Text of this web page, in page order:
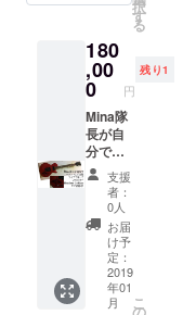
放送中
「Headl
ess
Goddes
s」 の
ジャ
ケット
原画が
ついに
解禁！
このア
ルバム
はすで
に多く
のオー
ダーが
来てい
択
す
る
180
,00
0 円
残り1
Mina隊
長が自
分でペ
イント
してラ
イブで
使って
いたギ
ター。
レス
ポール
型なの
支援
者：
0人
お届
け予
定：
2019
年01
月
こ
の